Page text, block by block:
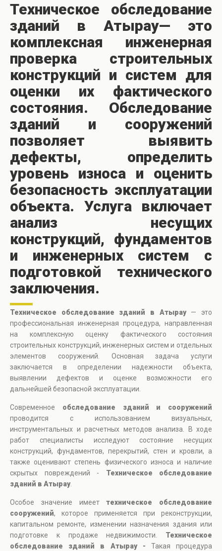
Техническое обследование
зданий в Атырау— это
комплексная инженерная
проверка строительных
конструкций и систем для
оценки их фактического
состояния. Обследование
зданий и сооружений
позволяет выявить
дефекты, определить
уровень износа и оценить
безопасность эксплуатации
объекта. Услуга включает
анализ несущих
конструкций, фундаментов
и инженерных систем с
подготовкой технического
заключения.
Техническое обследование зданий в Атырау— это
профессиональная инженерная процедура, направленная
на комплексную оценку фактического состояния
строительных конструкций, инженерных систем и отдельных
элементов сооружений. Основная задача услуги
заключается в определении надежности объекта,
выявлении дефектов и оценке возможности его
дальнейшей безопасной эксплуатации.
Современное обследование зданий и сооружений
проводится с использованием визуальных,
инструментальных и расчетных методов анализа. В ходе
работ специалисты исследуют состояние несущих
конструкций, фундаментов, перекрытий, стен и кровли, а
также оценивают степень физического износа и наличие
скрытых повреждений - Техническое обследование
зданий в Атырау.
Особое значение имееттехническое обследование
сооружений, которое применяется при реконструкции,
капитальном ремонте, изменении назначения здания или
подготовке к продаже недвижимости. Техническое
обследование зданий в Атырау - Такая процедура